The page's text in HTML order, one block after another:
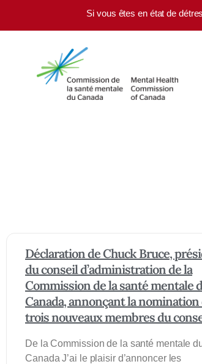
Skip to main contentSi vous êtes en état de
Déclaration de Chuck Bruce,
du conseil d’administration de la
Commission de la santé mentale
Canada, annonçant la nomination
trois nouveaux membres du
De la Commission de la santé mentale
Canada J’ai le plaisir d’annoncer les